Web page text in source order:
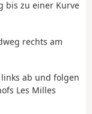
bis zu einer Kurve
rechts am
ab und folgen
Les Milles